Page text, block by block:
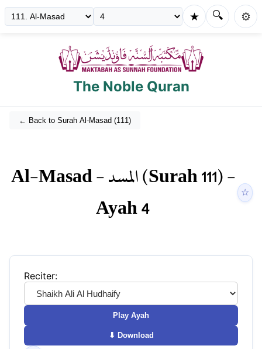
★ 🔍 ⚙️
The Noble Quran
← Back to Surah Al-Masad (111)
Al-Masad-المسد(Surah111) -
Ayah4
☆
Reciter:
Play Ayah
⬇ Download